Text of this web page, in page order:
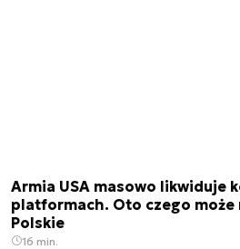
Armia USA masowo likwiduje
platformach. Oto czego może
Polskie
16 min.